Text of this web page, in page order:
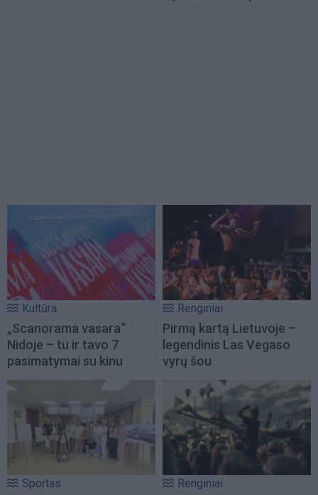
Kultūra
„Scanorama vasara“
Nidoje – tu ir tavo 7
pasimatymai su kinu
Renginiai
Pirmą kartą Lietuvoje –
legendinis Las Vegaso
vyrų šou
Sportas Renginiai